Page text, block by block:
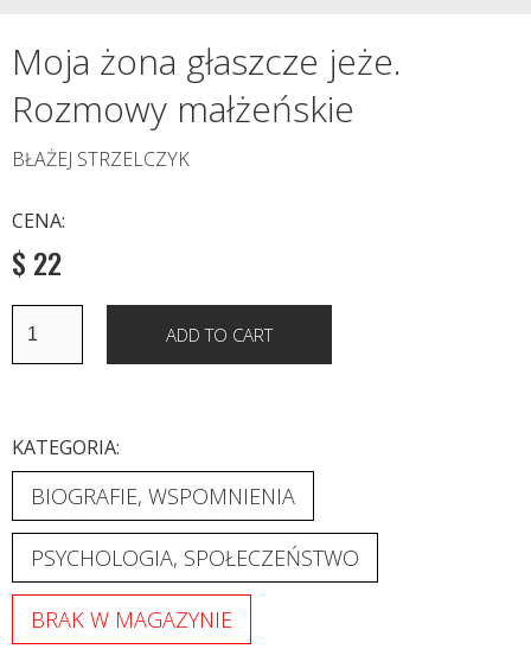
Moja żona głaszcze jeże.
Rozmowy małżeńskie
BŁAŻEJ STRZELCZYK
CENA:
$ 22
KATEGORIA:
BIOGRAFIE, WSPOMNIENIA
PSYCHOLOGIA, SPOŁECZEŃSTWO
BRAK W MAGAZYNIE